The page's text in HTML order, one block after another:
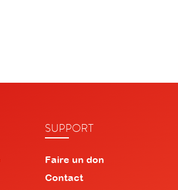
SUPPORT
Faire un don
Contact